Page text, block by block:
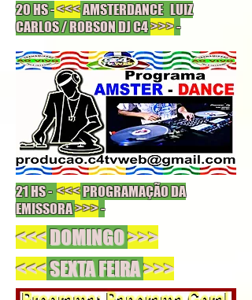
20 HS -<<<AMSTERDANCE LUIZ
CARLOS / ROBSON DJ C4>>>-
21 HS -<<<PROGRAMAÇÃO DA
EMISSORA>>>-
<<<DOMINGO>>>
<<<SEXTA FEIRA>>>